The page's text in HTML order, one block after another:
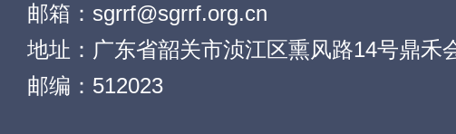
邮箱：sgrrf@sgrrf.org.cn
地址：广东省韶关市浈江区熏风路14号鼎禾
邮编：512023